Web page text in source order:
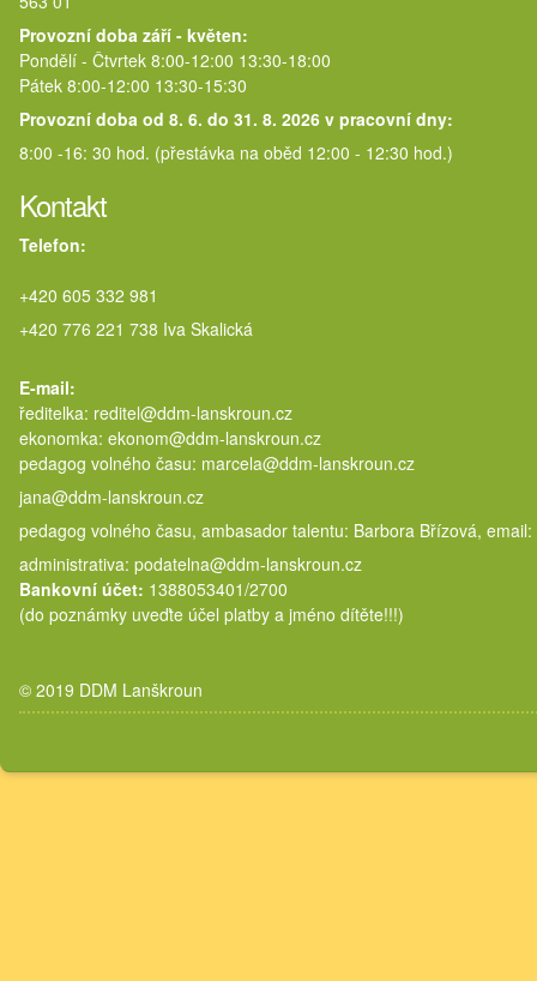
Provozní doba září - květen:
Pondělí - Čtvrtek 8:00-12:00 13:30-18:00
Pátek 8:00-12:00 13:30-15:30
Provozní doba od 8. 6. do 31. 8. 2026 v pracovní dny:
8:00 -16: 30 hod. (přestávka na oběd 12:00 - 12:30 hod.)
Kontakt
Telefon:
+420 605 332 981
+420 776 221 738 Iva Skalická
E-mail:
ředitelka: reditel@ddm-lanskroun.cz
ekonomka: ekonom@ddm-lanskroun.cz
pedagog volného času:
jana@ddm-lanskroun.cz
pedagog volného času, ambasador talentu: Barbora Břízová,
administrativa: podatelna@ddm-lanskroun.cz
Bankovní účet: 1388053401/2700
(do poznámky uveďte účel platby a jméno dítěte!!!)
© 2019 DDM Lanškroun